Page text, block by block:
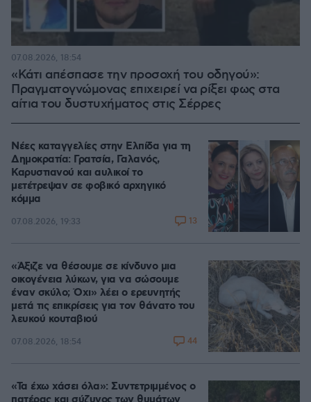
«Κάτι απέσπασε την προσοχή του οδηγού»:
Πραγματογνώμονας επιχειρεί να ρίξει φως στα
αίτια του δυστυχήματος στις Σέρρες
07.08.2026, 18:54
Νέες καταγγελίες στην Ελπίδα για τη
Δημοκρατία: Γρατσία, Γαλανός,
Καρυστιανού και αυλικοί το
μετέτρεψαν σε φοβικό αρχηγικό
κόμμα
07.08.2026, 19:33 13
«Άξιζε να θέσουμε σε κίνδυνο μια
οικογένεια λύκων, για να σώσουμε
έναν σκύλο; Όχι» λέει ο ερευνητής
μετά τις επικρίσεις για τον θάνατο του
λευκού κουταβιού
07.08.2026, 18:54 44
«Τα έχω χάσει όλα»: Συντετριμμένος ο